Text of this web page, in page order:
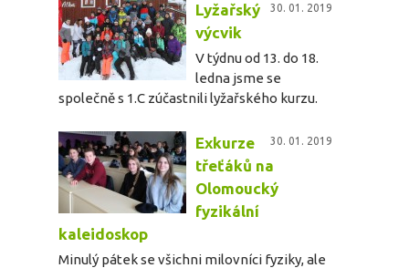
30. 01. 2019
Lyžařský
výcvik
V týdnu od 13. do 18.
ledna jsme se
společně s 1.C zúčastnili lyžařského kurzu.
30. 01. 2019
Exkurze
třeťáků na
Olomoucký
fyzikální
kaleidoskop
Minulý pátek se všichni milovníci fyziky, ale